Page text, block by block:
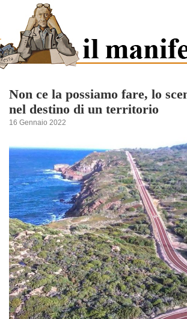
Non ce la possiamo fare, lo
nel destino di un territorio
16 Gennaio 2022